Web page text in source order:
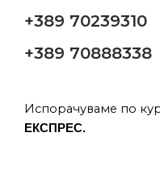
+389 70239310
+389 70888338
Испорачуваме по
ЕКСПРЕС.